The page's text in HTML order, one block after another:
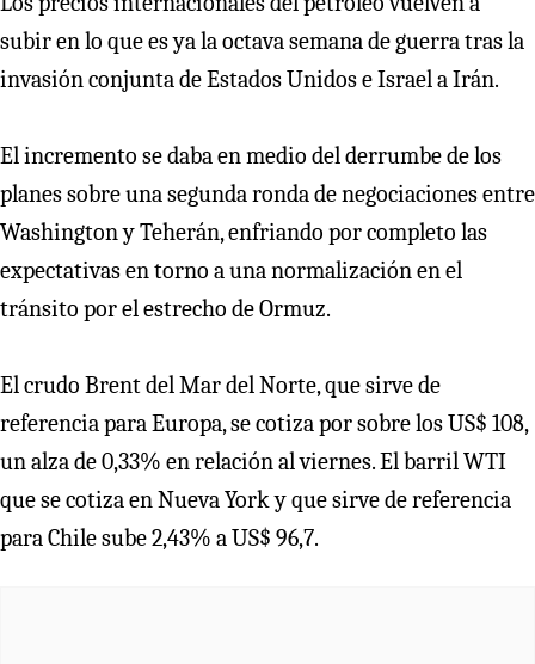
subir en lo que es ya la octava semana de guerra tras la
invasión conjunta de Estados Unidos e Israel a Irán.
El incremento se daba en medio del derrumbe de los
planes sobre una segunda ronda de negociaciones entre
Washington y Teherán, enfriando por completo las
expectativas en torno a una normalización en el
tránsito por el estrecho de Ormuz.
El crudo Brent del Mar del Norte, que sirve de
referencia para Europa, se cotiza por sobre los US$ 108,
un alza de 0,33% en relación al viernes. El barril WTI
que se cotiza en Nueva York y que sirve de referencia
para Chile sube 2,43% a US$ 96,7.